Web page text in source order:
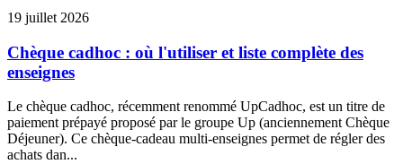
19 juillet 2026
Chèque cadhoc : où l'utiliser et liste complète des
enseignes
Le chèque cadhoc, récemment renommé UpCadhoc, est un titre de
paiement prépayé proposé par le groupe Up (anciennement Chèque
Déjeuner). Ce chèque-cadeau multi-enseignes permet de régler des
achats dan...